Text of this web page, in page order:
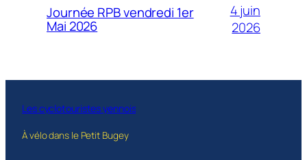
Journée RPB vendredi 1er
Mai 2026
4 juin
2026
Les cyclotouristes yennois
À vélo dans le Petit Bugey